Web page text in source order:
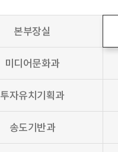
본부장실
미디어문화과
투자유치기획과
송도기반과